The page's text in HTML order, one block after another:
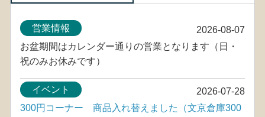
2026-08-07
営業情報
お盆期間はカレンダー通りの営業となります（日・
祝のみお休みです）
2026-07-28
イベント
300円コーナー 商品入れ替えました（文京倉庫300